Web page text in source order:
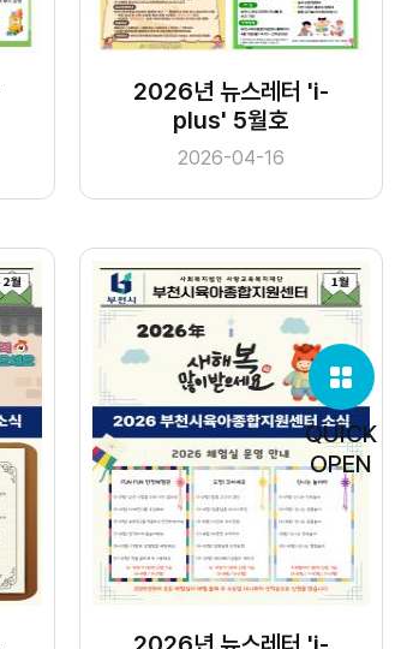
2026년 뉴스레터 'i-
plus' 5월호
2026-04-16
QUICK
OPEN